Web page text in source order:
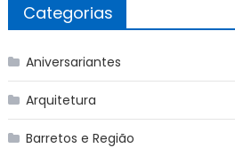
Categorias
Aniversariantes
Arquitetura
Barretos e Região